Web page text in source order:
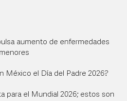
aumento de enfermedades
México el Día del Padre 2026?
para el Mundial 2026; estos son